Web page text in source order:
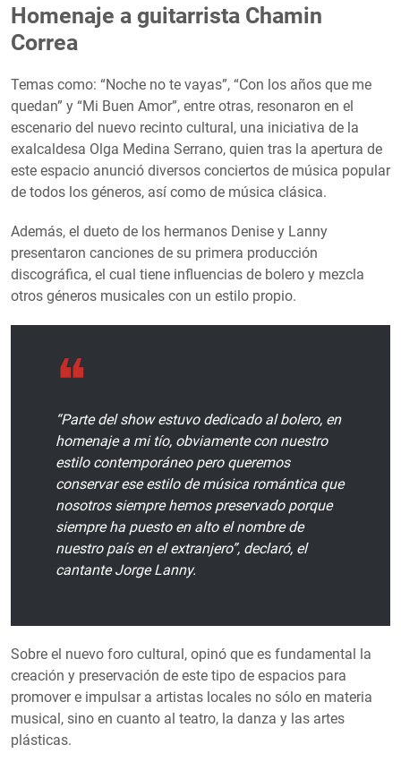
Homenaje a guitarrista Chamin
Correa
Temas como: “Noche no te vayas”, “Con los años que me
quedan” y “Mi Buen Amor”, entre otras, resonaron en el
escenario del nuevo recinto cultural, una iniciativa de la
exalcaldesa Olga Medina Serrano, quien tras la apertura de
este espacio anunció diversos conciertos de música popular
de todos los géneros, así como de música clásica.
Además, el dueto de los hermanos Denise y Lanny
presentaron canciones de su primera producción
discográfica, el cual tiene influencias de bolero y mezcla
otros géneros musicales con un estilo propio.
“Parte del show estuvo dedicado al bolero, en
homenaje a mi tío, obviamente con nuestro
estilo contemporáneo pero queremos
conservar ese estilo de música romántica que
nosotros siempre hemos preservado porque
siempre ha puesto en alto el nombre de
nuestro país en el extranjero”, declaró, el
cantante Jorge Lanny.
Sobre el nuevo foro cultural, opinó que es fundamental la
creación y preservación de este tipo de espacios para
promover e impulsar a artistas locales no sólo en materia
musical, sino en cuanto al teatro, la danza y las artes
plásticas.